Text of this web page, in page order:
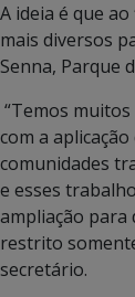
A ideia é que
mais diversos
Senna, Parque
“Temos
com a
comunidades
e esses
ampliação para
restrito
secretário.